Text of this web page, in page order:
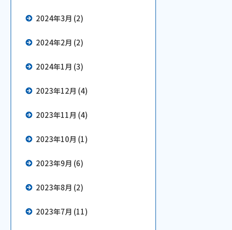
2024年3月 (2)
2024年2月 (2)
2024年1月 (3)
2023年12月 (4)
2023年11月 (4)
2023年10月 (1)
2023年9月 (6)
2023年8月 (2)
2023年7月 (11)